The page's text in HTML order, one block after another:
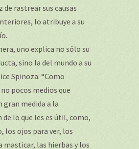
de rastrear sus causas
lo atribuye a su
uno explica no sólo su
sino la del mundo a su
Spinoza: “Como
pocos medios que
gran medida a la
de lo que les es útil, como,
los ojos para ver, los
masticar, las hierbas y los